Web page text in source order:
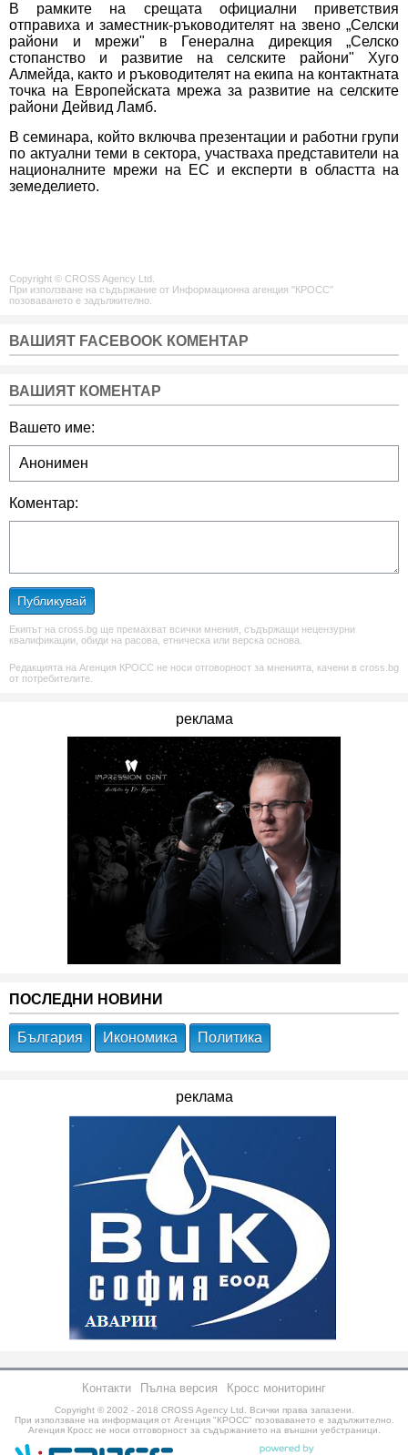
В рамките на срещата официални приветствия
отправиха и заместник-ръководителят на звено „Селски
райони и мрежи" в Генерална дирекция „Селско
стопанство и развитие на селските райони" Хуго
Алмейда, както и ръководителят на екипа на контактната
точка на Европейската мрежа за развитие на селските
райони Дейвид Ламб.
В семинара, който включва презентации и работни групи
по актуални теми в сектора, участваха представители на
националните мрежи на ЕС и експерти в областта на
земеделието.
Copyright © CROSS Agency Ltd.
При използване на съдържание от Информационна агенция "КРОСС"
позоваването е задължително.
ВАШИЯТ FACEBOOK КОМЕНТАР
ВАШИЯТ КОМЕНТАР
Вашето име:
Коментар:
Публикувай
Екипът на cross.bg ще премахват всички мнения, съдържащи нецензурни
квалификации, обиди на расова, етническа или верска основа.
Редакцията на Агенция КРОСС не носи отговорност за мненията, качени в cross.bg
от потребителите.
реклама
ПОСЛЕДНИ НОВИНИ
България Икономика Политика
реклама
Контакти Пълна версия Кросс мониторинг
Copyright © 2002 - 2018 CROSS Agency Ltd.
Всички права запазени.
При използване на информация от Агенция "КРОСС" позоваването е задължително.
Агенция Кросс не носи отговорност за съдържанието на външни уебстраници.